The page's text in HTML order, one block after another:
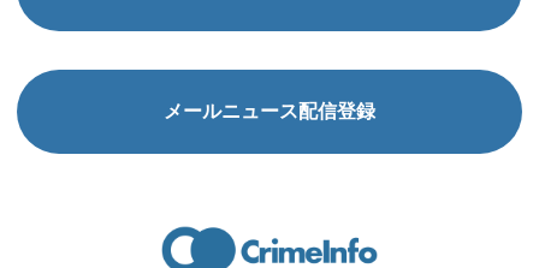
メールニュース配信登録